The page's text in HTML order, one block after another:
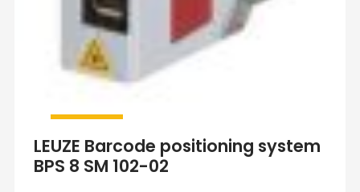
LEUZE Barcode positioning system
BPS 8 SM 102-02